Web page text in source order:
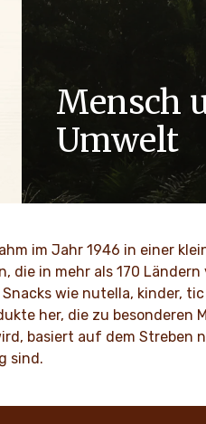
Mensch
Umwelt
Als Familienunternehmen
wie Respekt, Integrität
MEHR ENTDECKEN
im Jahr 1946 in einer
die in mehr als 170
wie nutella, kinder,
her, die zu besonderen
basiert auf dem Streben
sind.